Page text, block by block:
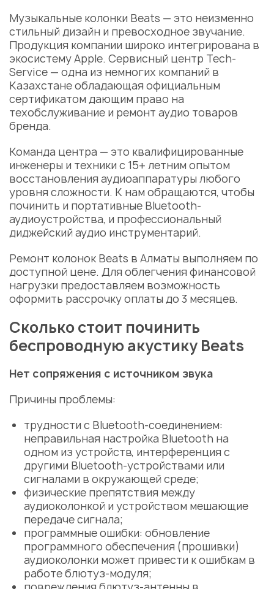
Музыкальные колонки Beats — это неизменно
стильный дизайн и превосходное звучание.
Продукция компании широко интегрирована в
экосистему Apple. Сервисный центр Tech-
Service — одна из немногих компаний в
Казахстане обладающая официальным
сертификатом дающим право на
техобслуживание и ремонт аудио товаров
бренда.
Команда центра — это квалифицированные
инженеры и техники с 15+ летним опытом
восстановления аудиоаппаратуры любого
уровня сложности. К нам обращаются, чтобы
починить и портативные Bluetooth-
аудиоустройства, и профессиональный
диджейский аудио инструментарий.
Ремонт колонок Beats в Алматы выполняем по
доступной цене. Для облегчения финансовой
нагрузки предоставляем возможность
оформить рассрочку оплаты до 3 месяцев.
Сколько стоит починить
беспроводную акустику Beats
Нет сопряжения с источником звука
Причины проблемы:
трудности с Bluetooth-соединением:
неправильная настройка Bluetooth на
одном из устройств, интерференция с
другими Bluetooth-устройствами или
сигналами в окружающей среде;
физические препятствия между
аудиоколонкой и устройством мешающие
передаче сигнала;
программные ошибки: обновление
программного обеспечения (прошивки)
аудиоколонки может привести к ошибкам в
работе блютуз-модуля;